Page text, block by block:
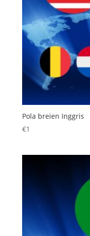
Pola breien Inggris
€1